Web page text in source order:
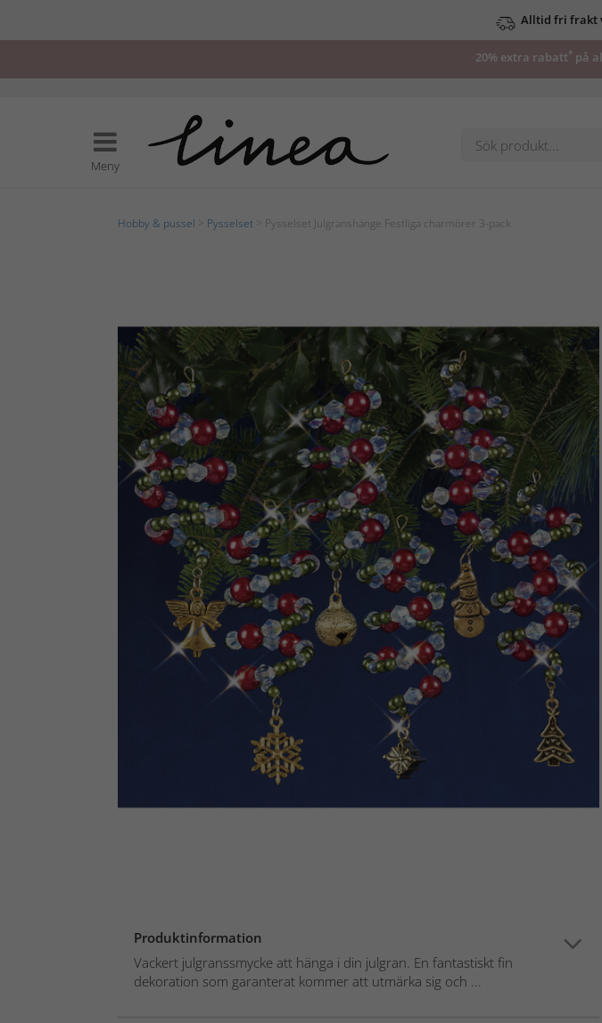
Alltid fri frakt
20% extra rabatt*på
Meny
Hobby & pussel Pysselset > Pysselset Julgranshänge Festliga charmörer 3-pack
Produktinformation
Vackert julgranssmycke att hänga i din julgran. En fantastiskt fin
dekoration som garanterat kommer att utmärka sig och ...